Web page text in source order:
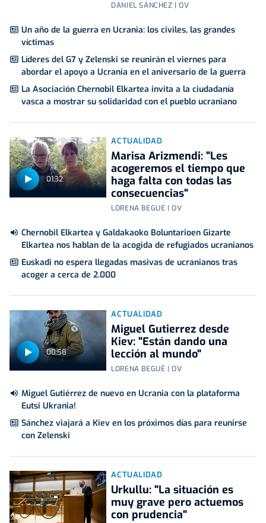
DANIEL SÁNCHEZ | OV
Un año de la guerra en Ucrania: los civiles, las grandes
víctimas
Líderes del G7 y Zelenski se reunirán el viernes para
abordar el apoyo a Ucrania en el aniversario de la guerra
La Asociación Chernobil Elkartea invita a la ciudadanía
vasca a mostrar su solidaridad con el pueblo ucraniano
01:32
ACTUALIDAD
Marisa Arizmendi: "Les
acogeremos el tiempo que
haga falta con todas las
consecuencias"
LORENA BEGUÉ | OV
Chernobil Elkartea y Galdakaoko Boluntarioen Gizarte
Elkartea nos hablan de la acogida de refugiados ucranianos
Euskadi no espera llegadas masivas de ucranianos tras
acoger a cerca de 2.000
00:58
ACTUALIDAD
Miguel Gutierrez desde
Kiev: "Están dando una
lección al mundo"
LORENA BEGUÉ | OV
Miguel Gutiérrez de nuevo en Ucrania con la plataforma
Eutsi Ukrania!
Sánchez viajará a Kiev en los próximos días para reunirse
con Zelenski
ACTUALIDAD
Urkullu: "La situación es
muy grave pero actuemos
con prudencia"